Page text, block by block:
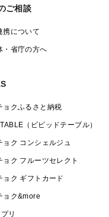
ご相談
携について
・省庁の方へ
ョクふるさと納税
（ビビッドテーブル）
ョク コンシェルジュ
ョク フルーツセレクト
ョク ギフトカード
ョク&more
リ